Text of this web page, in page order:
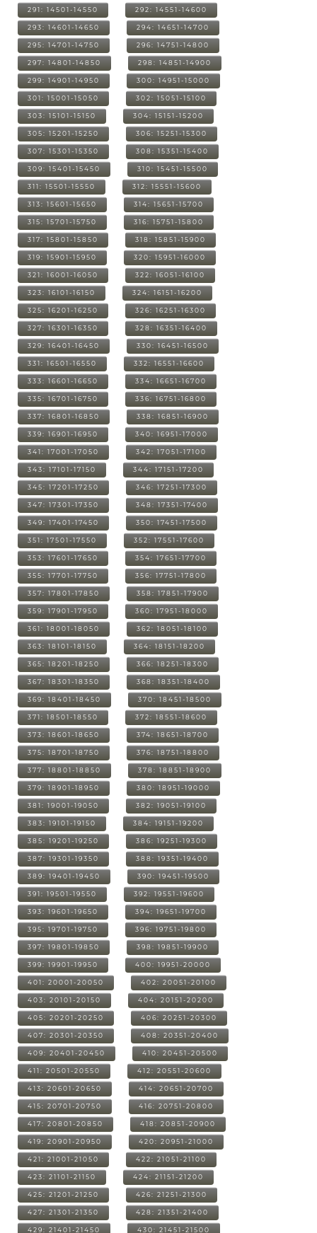
291: 14501-14550 292: 14551-14600
293: 14601-14650 294: 14651-14700
295: 14701-14750 296: 14751-14800
297: 14801-14850 298: 14851-14900
299: 14901-14950 300: 14951-15000
301: 15001-15050 302: 15051-15100
303: 15101-15150 304: 15151-15200
305: 15201-15250 306: 15251-15300
307: 15301-15350 308: 15351-15400
309: 15401-15450 310: 15451-15500
311: 15501-15550 312: 15551-15600
313: 15601-15650 314: 15651-15700
315: 15701-15750 316: 15751-15800
317: 15801-15850 318: 15851-15900
319: 15901-15950 320: 15951-16000
321: 16001-16050 322: 16051-16100
323: 16101-16150 324: 16151-16200
325: 16201-16250 326: 16251-16300
327: 16301-16350 328: 16351-16400
329: 16401-16450 330: 16451-16500
331: 16501-16550 332: 16551-16600
333: 16601-16650 334: 16651-16700
335: 16701-16750 336: 16751-16800
337: 16801-16850 338: 16851-16900
339: 16901-16950 340: 16951-17000
341: 17001-17050 342: 17051-17100
343: 17101-17150 344: 17151-17200
345: 17201-17250 346: 17251-17300
347: 17301-17350 348: 17351-17400
349: 17401-17450 350: 17451-17500
351: 17501-17550 352: 17551-17600
353: 17601-17650 354: 17651-17700
355: 17701-17750 356: 17751-17800
357: 17801-17850 358: 17851-17900
359: 17901-17950 360: 17951-18000
361: 18001-18050 362: 18051-18100
363: 18101-18150 364: 18151-18200
365: 18201-18250 366: 18251-18300
367: 18301-18350 368: 18351-18400
369: 18401-18450 370: 18451-18500
371: 18501-18550 372: 18551-18600
373: 18601-18650 374: 18651-18700
375: 18701-18750 376: 18751-18800
377: 18801-18850 378: 18851-18900
379: 18901-18950 380: 18951-19000
381: 19001-19050 382: 19051-19100
383: 19101-19150 384: 19151-19200
385: 19201-19250 386: 19251-19300
387: 19301-19350 388: 19351-19400
389: 19401-19450 390: 19451-19500
391: 19501-19550 392: 19551-19600
393: 19601-19650 394: 19651-19700
395: 19701-19750 396: 19751-19800
397: 19801-19850 398: 19851-19900
399: 19901-19950 400: 19951-20000
401: 20001-20050 402: 20051-20100
403: 20101-20150 404: 20151-20200
405: 20201-20250 406: 20251-20300
407: 20301-20350 408: 20351-20400
409: 20401-20450 410: 20451-20500
411: 20501-20550 412: 20551-20600
413: 20601-20650 414: 20651-20700
415: 20701-20750 416: 20751-20800
417: 20801-20850 418: 20851-20900
419: 20901-20950 420: 20951-21000
421: 21001-21050 422: 21051-21100
423: 21101-21150 424: 21151-21200
425: 21201-21250 426: 21251-21300
427: 21301-21350 428: 21351-21400
429: 21401-21450 430: 21451-21500